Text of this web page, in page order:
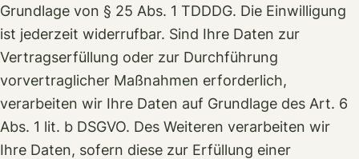
Grundlage von § 25 Abs. 1 TDDDG. Die Einwilligung
ist jederzeit widerrufbar. Sind Ihre Daten zur
Vertragserfüllung oder zur Durchführung
vorvertraglicher Maßnahmen erforderlich,
verarbeiten wir Ihre Daten auf Grundlage des Art. 6
Abs. 1 lit. b DSGVO. Des Weiteren verarbeiten wir
Ihre Daten, sofern diese zur Erfüllung einer